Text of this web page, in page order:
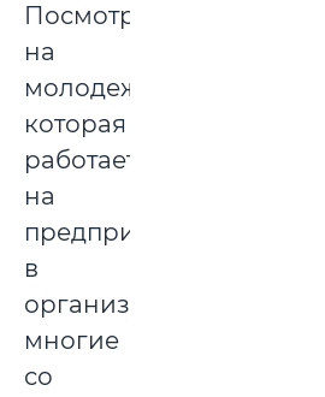
Посмотрите
на
молодежь,
которая
работает
на
предприятиях,
в
организациях,
многие
со